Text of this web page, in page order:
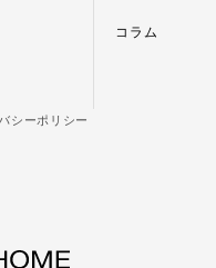
コラム
シーポリシー